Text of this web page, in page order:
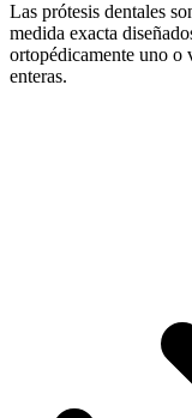
Las prótesis dentales
medida exacta
ortopédicamente uno o
enteras.